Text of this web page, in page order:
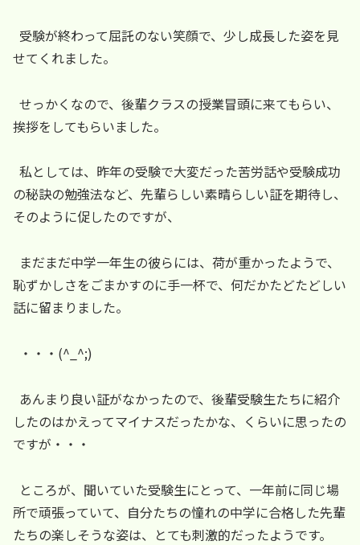
受験が終わって屈託のない笑顔で、少し成長した姿を見
せてくれました。
せっかくなので、後輩クラスの授業冒頭に来てもらい、
挨拶をしてもらいました。
私としては、昨年の受験で大変だった苦労話や受験成功
の秘訣の勉強法など、先輩らしい素晴らしい証を期待し、
そのように促したのですが、
まだまだ中学一年生の彼らには、荷が重かったようで、
恥ずかしさをごまかすのに手一杯で、何だかたどたどしい
話に留まりました。
・・・(^_^;)
あんまり良い証がなかったので、後輩受験生たちに紹介
したのはかえってマイナスだったかな、くらいに思ったの
ですが・・・
ところが、聞いていた受験生にとって、一年前に同じ場
所で頑張っていて、自分たちの憧れの中学に合格した先輩
たちの楽しそうな姿は、とても刺激的だったようです。